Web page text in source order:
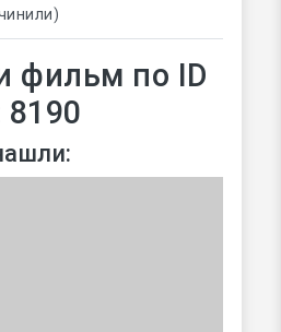
фильм по ID
8190